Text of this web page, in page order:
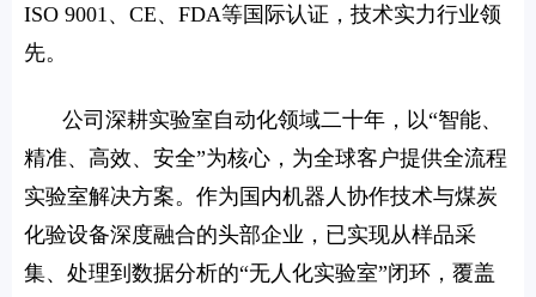
ISO 9001、CE、FDA等国际认证，技术实力行业领
先。
公司深耕实验室自动化领域二十年，以“智能、
精准、高效、安全”为核心，为全球客户提供全流程
实验室解决方案。作为国内机器人协作技术与煤炭
化验设备深度融合的头部企业，已实现从样品采
集、处理到数据分析的“无人化实验室”闭环，覆盖